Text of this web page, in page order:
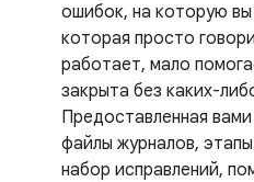
ошибок, на которую
которая просто
работает, мало
закрыта без каких-
Предоставленная
файлы журналов,
набор исправлений,